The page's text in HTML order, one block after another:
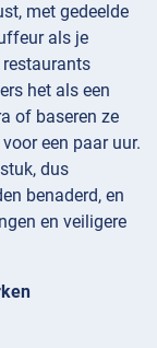
met gedeelde
als je
het als een
of baseren ze
een paar uur.
dus
benaderd, en
en veiligere